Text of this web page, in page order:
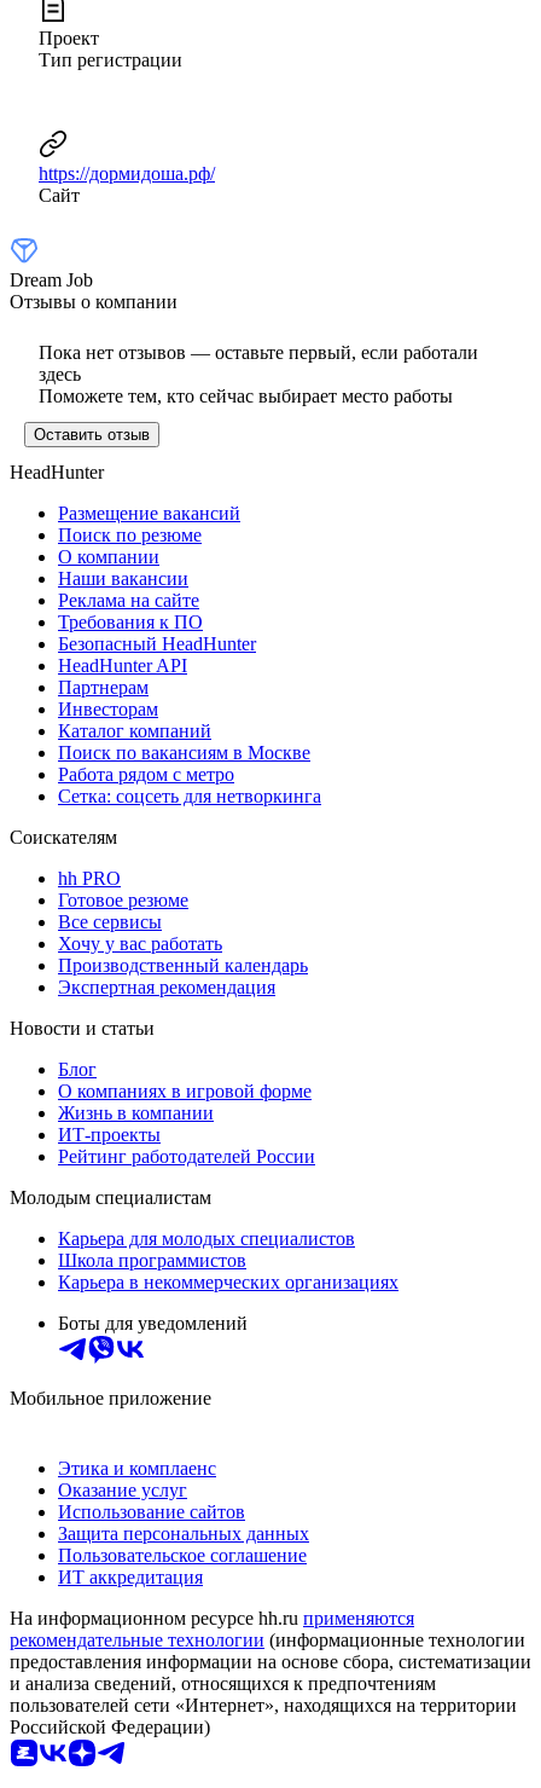
Проект
Тип регистрации
https://дормидоша.рф/
Сайт
Dream Job
Отзывы о компании
Пока нет отзывов — оставьте первый, если работали
здесь
Поможете тем, кто сейчас выбирает место работы
Оставить отзыв
HeadHunter
Размещение вакансий
Поиск по резюме
О компании
Наши вакансии
Реклама на сайте
Требования к ПО
Безопасный HeadHunter
HeadHunter API
Партнерам
Инвесторам
Каталог компаний
Поиск по вакансиям в Москве
Работа рядом с метро
Сетка: соцсеть для нетворкинга
Соискателям
hh PRO
Готовое резюме
Все сервисы
Хочу у вас работать
Производственный календарь
Экспертная рекомендация
Новости и статьи
Блог
О компаниях в игровой форме
Жизнь в компании
ИТ-проекты
Рейтинг работодателей России
Молодым специалистам
Карьера для молодых специалистов
Школа программистов
Карьера в некоммерческих организациях
Боты для уведомлений
Мобильное приложение
Этика и комплаенс
Оказание услуг
Использование сайтов
Защита персональных данных
Пользовательское соглашение
ИТ аккредитация
На информационном ресурсе hh.ru применяются
рекомендательные технологии (информационные технологии
предоставления информации на основе сбора, систематизации
и анализа сведений, относящихся к предпочтениям
пользователей сети «Интернет», находящихся на территории
Российской Федерации)